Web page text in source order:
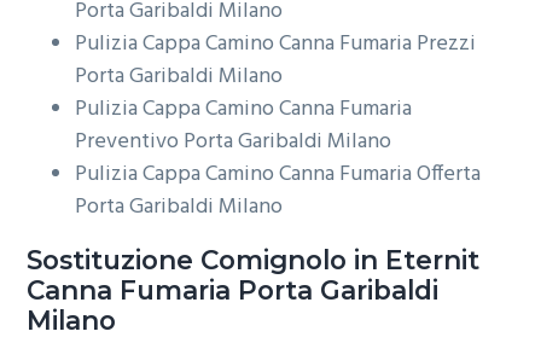
Porta Garibaldi Milano
Pulizia Cappa Camino Canna Fumaria Prezzi
Porta Garibaldi Milano
Pulizia Cappa Camino Canna Fumaria
Preventivo Porta Garibaldi Milano
Pulizia Cappa Camino Canna Fumaria Offerta
Porta Garibaldi Milano
Sostituzione Comignolo in Eternit
Canna Fumaria Porta Garibaldi
Milano